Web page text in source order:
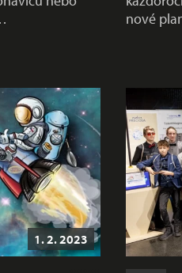
nové
1. 2. 2023